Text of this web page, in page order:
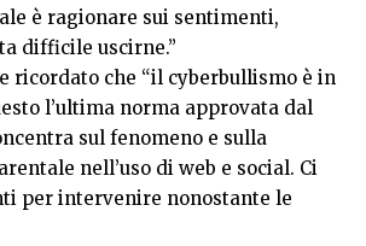
è ragionare sui sentimenti,
difficile uscirne.”
ricordato che “il cyberbullismo è in
l’ultima norma approvata dal
sul fenomeno e sulla
nell’uso di web e social. Ci
per intervenire nonostante le